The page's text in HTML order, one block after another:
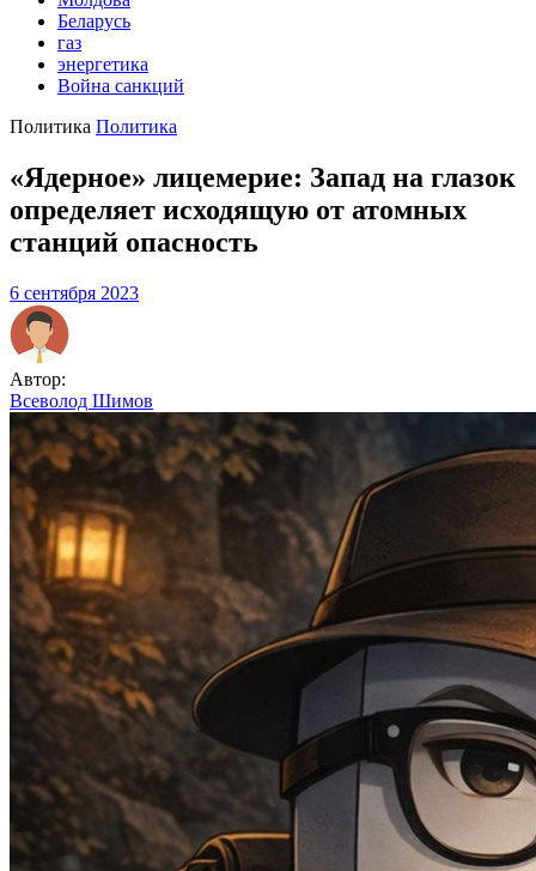
Беларусь
газ
энергетика
Война санкций
Политика Политика
«Ядерное» лицемерие: Запад на глазок
определяет исходящую от атомных
станций опасность
6 сентября 2023
Автор:
Всеволод Шимов